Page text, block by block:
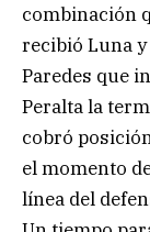
combinación
recibió Luna
Paredes que
Peralta la
cobró
el momento
línea del